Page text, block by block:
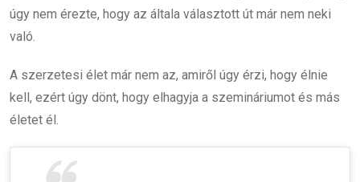
úgy nem érezte, hogy az általa választott út már nem neki
való.
A szerzetesi élet már nem az, amiről úgy érzi, hogy élnie
kell, ezért úgy dönt, hogy elhagyja a szemináriumot és más
életet él.